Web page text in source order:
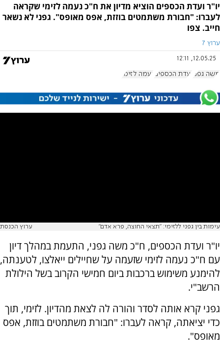
יו"ר ועדת הכספים הוציא מדיון את ח"כ נעמה לזימי שקראה
לעברו: "חבורת משתמטים בוזזת, אפס מאופס". גפני לא נשאר
חייב. צפו
ערוץ 7
12.05.25, 12:11
משה גפני ועדת הכספים נעמה לזימי
עימות בין גפני ללזימי: "תצאי החוצה, פרא אדם" ערוץ הכנסת
יו"ר ועדת הכספים, ח"כ משה גפני, התעמת במהלך דיון
עם ח"כ נעמה לזימי שזעמה על שחיילים ייאלצו, לטענתה,
להימנע משימוש ברכבות ביום חמישי הקרוב בשל הילולת
הרשב"י.
גפני קרא אותה לסדר והורה לה לצאת מהדיון. לזימי, תוך
כדי יציאתה, קראה לעברו: "חבורת משתמטים בוזזת, אפס
מאופס".